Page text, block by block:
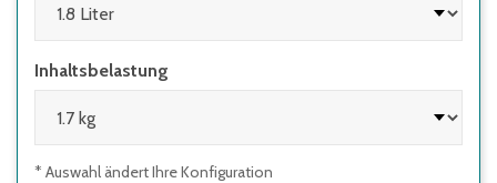
Inhaltsbelastung
* Auswahl ändert Ihre Konfiguration